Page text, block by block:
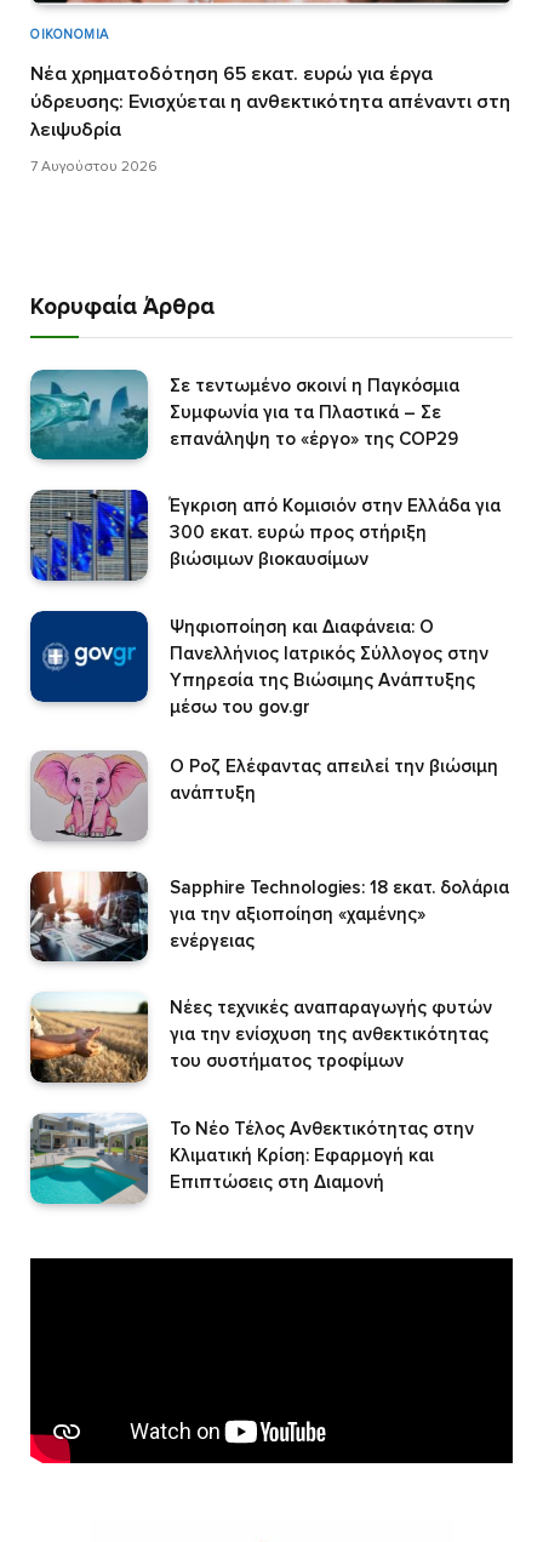
ΟΙΚΟΝΟΜΊΑ
Νέα χρηματοδότηση 65 εκατ. ευρώ για έργα
ύδρευσης: Ενισχύεται η ανθεκτικότητα απέναντι στη
λειψυδρία
7 Αυγούστου 2026
Κορυφαία Άρθρα
Σε τεντωμένο σκοινί η Παγκόσμια
Συμφωνία για τα Πλαστικά – Σε
επανάληψη το «έργο» της COP29
Έγκριση από Κομισιόν στην Ελλάδα για
300 εκατ. ευρώ προς στήριξη
βιώσιμων βιοκαυσίμων
Ψηφιοποίηση και Διαφάνεια: Ο
Πανελλήνιος Ιατρικός Σύλλογος στην
Υπηρεσία της Βιώσιμης Ανάπτυξης
μέσω του gov.gr
Ο Ροζ Ελέφαντας απειλεί την βιώσιμη
ανάπτυξη
Sapphire Technologies: 18 εκατ. δολάρια
για την αξιοποίηση «χαμένης»
ενέργειας
Νέες τεχνικές αναπαραγωγής φυτών
για την ενίσχυση της ανθεκτικότητας
του συστήματος τροφίμων
Το Νέο Τέλος Ανθεκτικότητας στην
Κλιματική Κρίση: Εφαρμογή και
Επιπτώσεις στη Διαμονή